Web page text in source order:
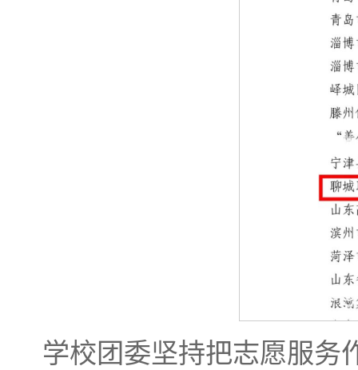
学校团委坚持把志愿服务